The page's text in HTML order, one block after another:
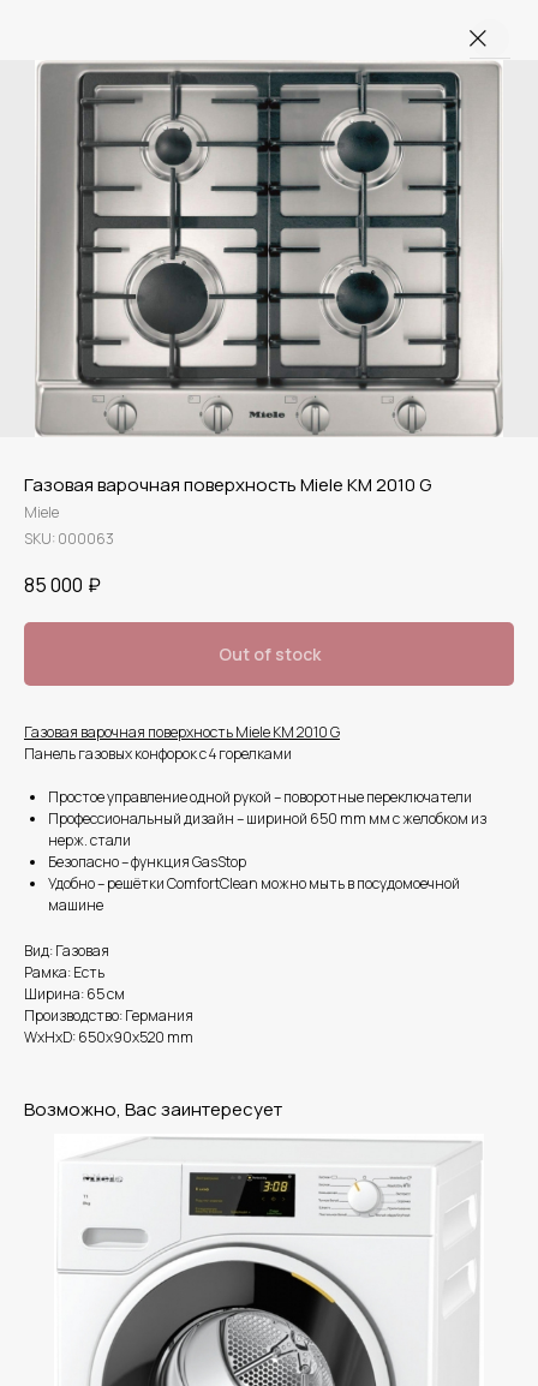
Газовая варочная поверхность Miele KM 2010 G
Miele
SKU: 000063
85 000 ₽
Out of stock
Газовая варочная поверхность Miele KM 2010 G
Панель газовых конфорок с 4 горелками
Простое управление одной рукой – поворотные переключатели
Профессиональный дизайн – шириной 650 mm мм с желобком из
нерж. стали
Безопасно – функция GasStop
Удобно – решётки ComfortClean можно мыть в посудомоечной
машине
Вид: Газовая
Рамка: Есть
Ширина: 65 см
Производство: Германия
WxHxD: 650x90x520 mm
Возможно, Вас заинтересует